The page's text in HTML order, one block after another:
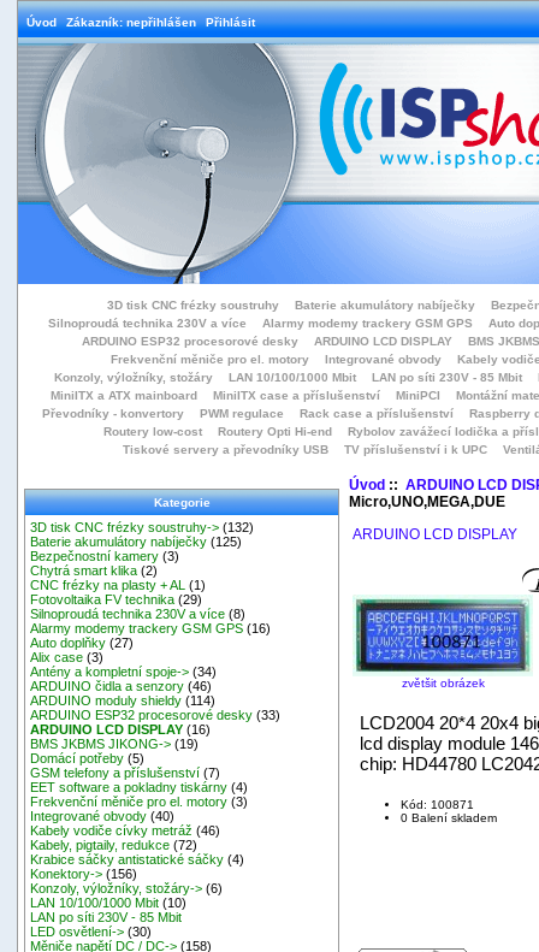
Úvod Zákazník: nepřihlášen Přihlásit
3D tisk CNC frézky soustruhy Baterie akumulátory nabíječky
Silnoproudá technika 230V a více
Alarmy modemy trackery GSM GPS
Auto
ARDUINO ESP32 procesorové desky
ARDUINO LCD DISPLAY
BMS
Frekvenční měniče pro el. motory
Integrované obvody
Kabely
Konzoly, výložníky, stožáry
LAN 10/100/1000 Mbit LAN po síti 230V - 85 Mbit
MiniITX a ATX mainboard
MiniITX case a příslušenství MiniPCI
Montážní
Převodníky - konvertory
PWM regulace Rack case a příslušenství
Raspberry
Routery low-cost
Routery Opti Hi-end
Rybolov zavážecí lodička a přísl
Tiskové servery a převodníky USB
TV příslušenství i k UPC
Kategorie
3D tisk CNC frézky soustruhy-> (132)
Baterie akumulátory nabíječky (125)
Bezpečnostní kamery (3)
Chytrá smart klika (2)
CNC frézky na plasty + AL
(1)
Fotovoltaika FV technika (29)
Silnoproudá technika 230V a více (8)
Alarmy modemy trackery GSM GPS (16)
Auto doplňky (27)
Alix case (3)
Antény a kompletní spoje-> (34)
ARDUINO čidla a senzory (46)
ARDUINO moduly shieldy (114)
ARDUINO ESP32 procesorové desky (33)
ARDUINO LCD DISPLAY (16)
BMS JKBMS JIKONG-> (19)
Domácí potřeby (5)
GSM telefony a příslušenství (7)
EET software a pokladny tiskárny (4)
Frekvenční měniče pro el. motory (3)
Integrované obvody (40)
Kabely vodiče cívky metráž (46)
Kabely, pigtaily, redukce (72)
Krabice sáčky antistatické sáčky (4)
Konektory-> (156)
Konzoly, výložníky, stožáry-> (6)
LAN 10/100/1000 Mbit (10)
LAN po síti 230V - 85 Mbit
LED osvětlení-> (30)
Měniče napětí DC / DC-> (158)
Úvod:: ARDUINO LCD
Micro,UNO,MEGA,DUE
ARDUINO LCD DISPLAY
zvětšit obrázek
LCD2004 20*4 20x4
lcd display module
chip: HD44780
Kód: 100871
0 Balení skladem